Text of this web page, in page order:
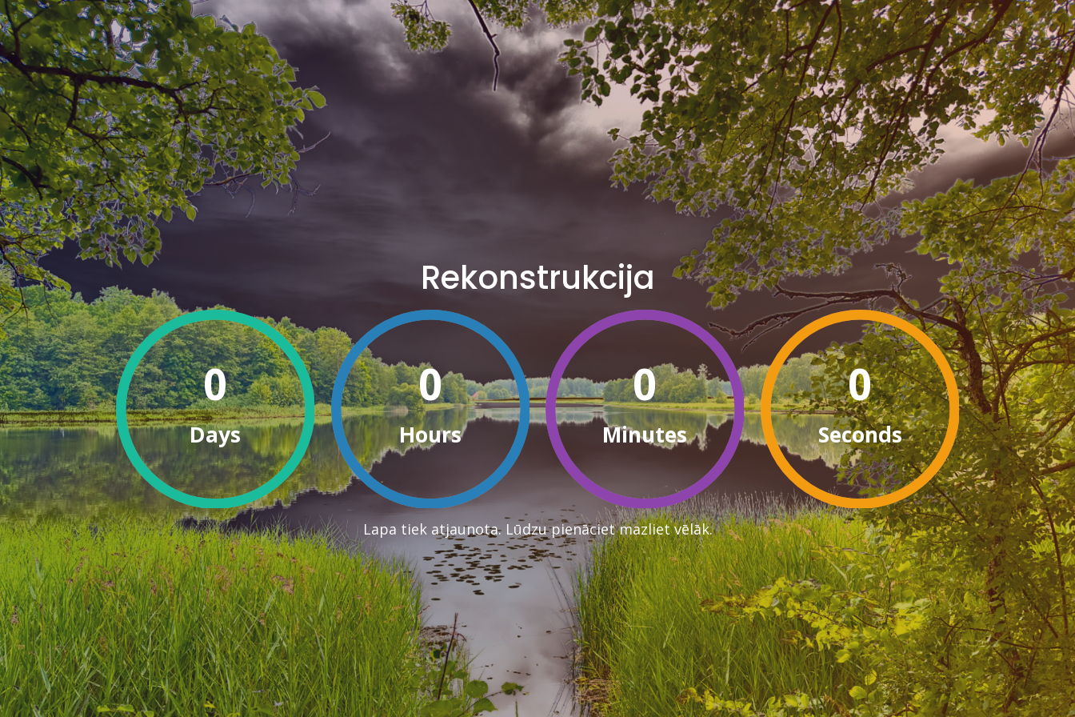
Rekonstrukcija
0
Days
0
Hours
0
Minutes
0
Seconds
Lapa tiek atjaunota. Lūdzu pienāciet mazliet vēlāk.